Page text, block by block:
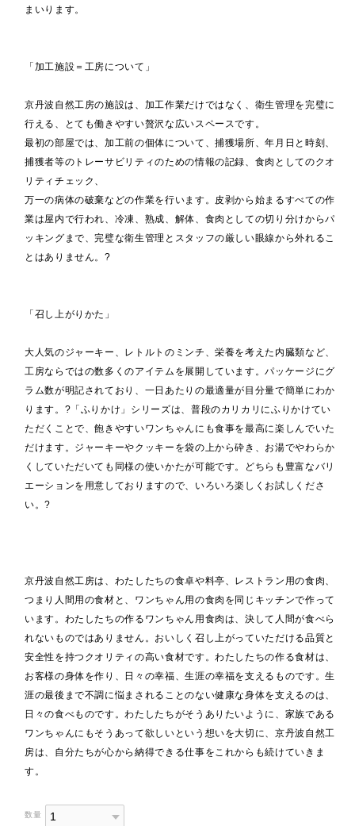
まいります。
「加工施設＝工房について」
京丹波自然工房の施設は、加工作業だけではなく、衛生管理を完璧に
行える、とても働きやすい贅沢な広いスペースです。
最初の部屋では、加工前の個体について、捕獲場所、年月日と時刻、
捕獲者等のトレーサビリティのための情報の記録、食肉としてのクオ
リティチェック、
万一の病体の破棄などの作業を行います。皮剥から始まるすべての作
業は屋内で行われ、冷凍、熟成、解体、食肉としての切り分けからパ
ッキングまで、完璧な衛生管理とスタッフの厳しい眼線から外れるこ
とはありません。?
「召し上がりかた」
大人気のジャーキー、レトルトのミンチ、栄養を考えた内臓類など、
工房ならではの数多くのアイテムを展開しています。パッケージにグ
ラム数が明記されており、一日あたりの最適量が目分量で簡単にわか
ります。?「ふりかけ」シリーズは、普段のカリカリにふりかけてい
ただくことで、飽きやすいワンちゃんにも食事を最高に楽しんでいた
だけます。ジャーキーやクッキーを袋の上から砕き、お湯でやわらか
くしていただいても同様の使いかたが可能です。どちらも豊富なバリ
エーションを用意しておりますので、いろいろ楽しくお試しくださ
い。?
京丹波自然工房は、わたしたちの食卓や料亭、レストラン用の食肉、
つまり人間用の食材と、ワンちゃん用の食肉を同じキッチンで作って
います。わたしたちの作るワンちゃん用食肉は、決して人間が食べら
れないものではありません。おいしく召し上がっていただける品質と
安全性を持つクオリティの高い食材です。わたしたちの作る食材は、
お客様の身体を作り、日々の幸福、生涯の幸福を支えるものです。生
涯の最後まで不調に悩まされることのない健康な身体を支えるのは、
日々の食べものです。わたしたちがそうありたいように、家族である
ワンちゃんにもそうあって欲しいという想いを大切に、京丹波自然工
房は、自分たちが心から納得できる仕事をこれからも続けていきま
す。
数量